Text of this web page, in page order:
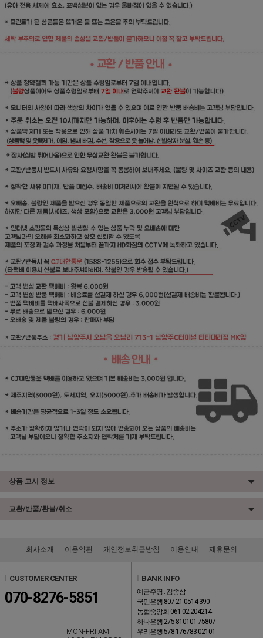
상품 고시 정보
교환/반품/환불/취소
회사소개 이용약관 개인정보취급방침 이용안내 제휴문의
CUSTOMER CENTER
070-8276-5851
MON-FRI AM
BANK INFO
예금주명 : 김종삼
국민은행 807-21-0514-390
농협중앙회 061-02-204214
하나은행 275-810101-75807
우리은행 578-176783-02101